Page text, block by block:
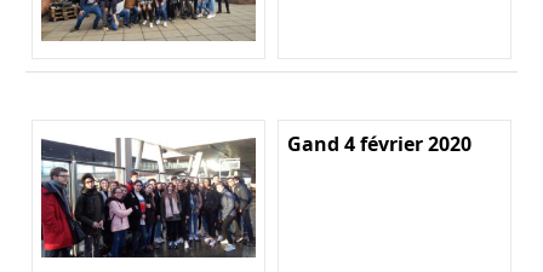
Gand 4 février 2020